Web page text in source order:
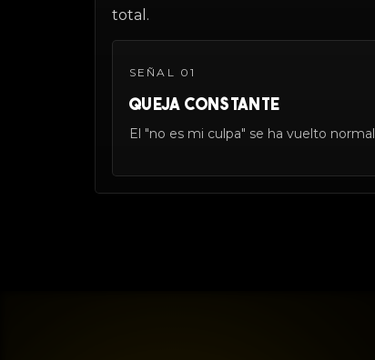
total.
SEÑAL 01
QUEJA CONSTANTE
El "no es mi culpa" se ha vuelto normal